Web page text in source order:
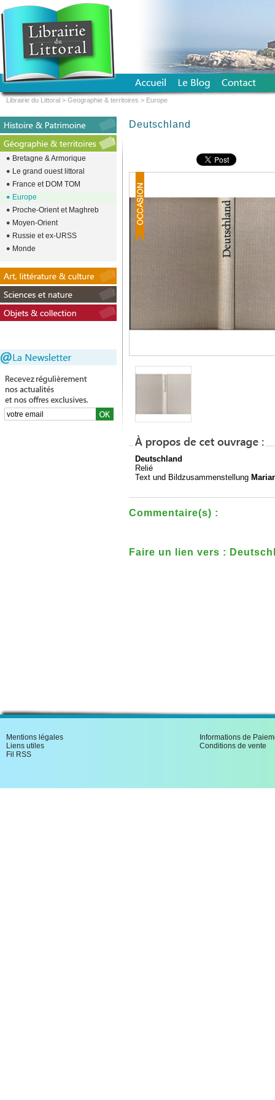
Deutschland
Deutschland
Relié
Text und Bildzusammenstellung
Commentaire(s) :
Faire un lien vers :
Bretagne & Armorique
Le grand ouest littoral
France et DOM TOM
Europe
Proche-Orient et Maghreb
Moyen-Orient
Russie et ex-URSS
Monde
Librairie du Littoral > Geographie & territoires > Europe
Mentions légales
Liens utiles
Fil RSS
Informations de
Conditions de vente